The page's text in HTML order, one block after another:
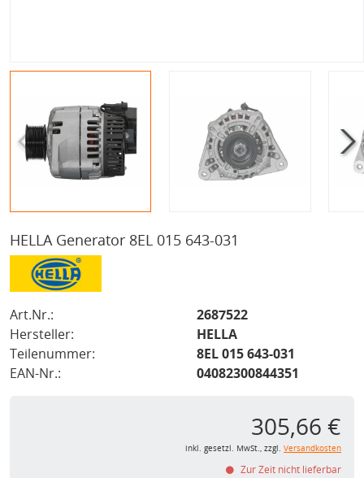
HELLA Generator 8EL 015 643-031
Art.Nr.:
2687522
Hersteller:
HELLA
Teilenummer:
8EL 015 643-031
EAN-Nr.:
04082300844351
305,66 €
inkl. gesetzl. MwSt., zzgl. Versandkosten
Zur Zeit nicht lieferbar